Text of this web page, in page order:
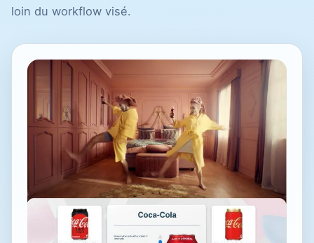
loin du workflow visé.